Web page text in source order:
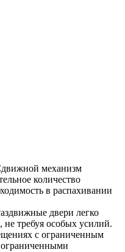
механизм
количество
в распахивании
двери легко
требуя особых усилий.
с ограниченным